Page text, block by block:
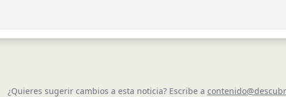
¿Quieres sugerir cambios a esta noticia? Escribe a